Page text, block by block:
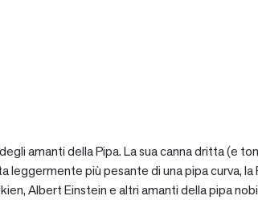
amanti della Pipa. La sua canna dritta (e
più pesante di una pipa curva, la
Albert Einstein e altri amanti della pipa